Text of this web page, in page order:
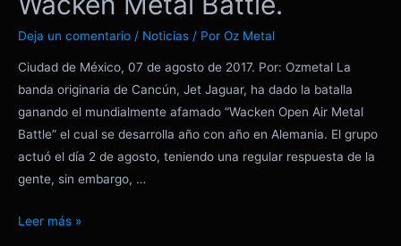
Deja un comentario / Noticias / Por Oz Metal
Ciudad de México, 07 de agosto de 2017. Por: Ozmetal La
banda originaria de Cancún, Jet Jaguar, ha dado la batalla
ganando el mundialmente afamado “Wacken Open Air Metal
Battle” el cual se desarrolla año con año en Alemania. El grupo
actuó el día 2 de agosto, teniendo una regular respuesta de la
gente, sin embargo, …
Jet
Leer más »